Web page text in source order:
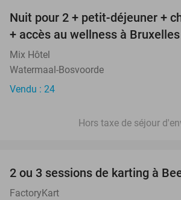
Nuit pour 2 + petit-déjeuner +
+ accès au wellness à Bruxelles
Mix Hôtel
Watermaal-Bosvoorde
Vendu : 24
Hors taxe de séjour
2 ou 3 sessions de karting à
FactoryKart